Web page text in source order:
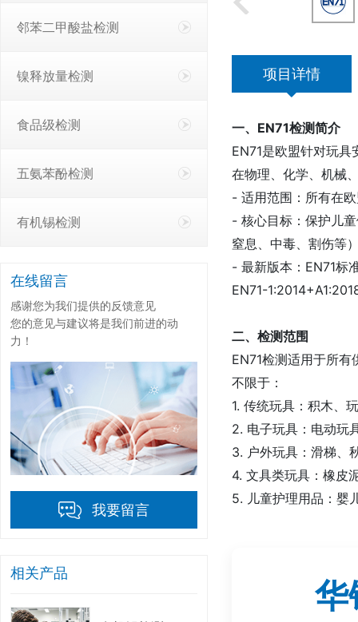
邻苯二甲酸盐检测
镍释放量检测
食品级检测
五氨苯酚检测
有机锡检测
在线留言
感谢您为我们提供的反馈意见
您的意见与建议将是我们前进的动
力！
我要留言
相关产品
项目详情
一、EN71检测简介
EN71是欧盟针对玩
在物理、化学、机械
- 适用范围：所有在
- 核心目标：保护儿
窒息、中毒、割伤等
- 最新版本：EN71标
EN71-
二、检测范围
EN71检测适用于所
不限于：
1. 传统玩具：积木、
2. 电子玩具：电动玩
3. 户外玩具：滑梯
4. 文具类玩具：橡
5. 儿童护理用品：婴
| 标准编号 | 检
华